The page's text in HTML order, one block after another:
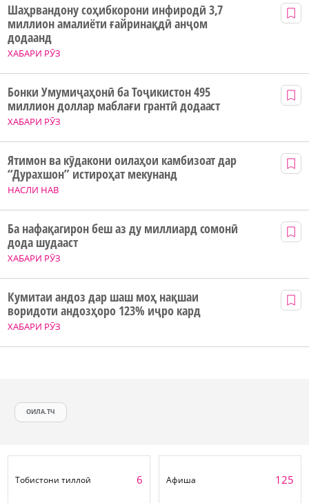
ХАБАРИ РӮЗ
Шаҳрвандону соҳибкорони инфиродӣ 3,7
миллион амалиёти ғайринақдӣ анҷом
додаанд
ХАБАРИ РӮЗ
Бонки Умумиҷаҳонӣ ба Тоҷикистон 495
миллион доллар маблағи грантӣ додааст
НАСЛИ НАВ
Ятимон ва кӯдакони оилаҳои камбизоат дар
“Дурахшон” истироҳат мекунанд
ХАБАРИ РӮЗ
Ба нафақагирон беш аз ду миллиард сомонӣ
дода шудааст
ХАБАРИ РӮЗ
Кумитаи андоз дар шаш моҳ нақшаи
воридоти андозҳоро 123% иҷро кард
ОИЛА.ТЧ
Тобистони тиллоӣ 6 Афиша 125